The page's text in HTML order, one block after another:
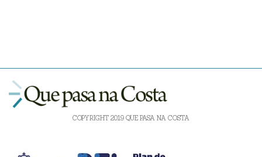
COPYRIGHT 2019 QUE PASA NA COSTA